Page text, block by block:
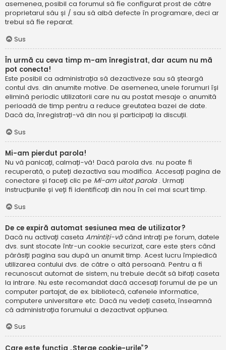
asemenea, posibil ca forumul să fie configurat prost de către
proprietarul său și / sau să aibă defecte în programare, deci ar
trebui să fie reparat.
Sus
În urmă cu ceva timp m-am înregistrat, dar acum nu mă
pot conecta!
Este posibil ca administrația să dezactiveze sau să șteargă
contul dvs. din anumite motive. De asemenea, unele forumuri își
elimină periodic utilizatorii care nu au postat mesaje o anumită
perioadă de timp pentru a reduce greutatea bazei de date.
Dacă da, înregistrați-vă din nou și participați la discuții.
Sus
Mi-am pierdut parola!
Nu vă panicați, calmați-vă! Dacă parola dvs. nu poate fi
recuperată, o puteți dezactiva sau modifica. Accesați pagina de
conectare și faceți clic pe Mi-am uitat parola . Urmați
instrucțiunile și veți fi identificați din nou în cel mai scurt timp.
Sus
De ce expiră automat sesiunea mea de utilizator?
Dacă nu activați caseta Amintiți-văcând intrați pe forum, datele
dvs. sunt stocate într-un cookie securizat, care este șters când
părăsiți pagina sau după un anumit timp. Acest lucru împiedică
utilizarea contului dvs. de către o altă persoană. Pentru a fi
recunoscut automat de sistem, nu trebuie decât să bifați caseta
la intrare. Nu este recomandat dacă accesați forumul de pe un
computer partajat, de ex. bibliotecă, cafenele informatice,
computere universitare etc. Dacă nu vedeți caseta, înseamnă
că administrația forumului a dezactivat opțiunea.
Sus
Care este funcția „Șterge cookie-urile”?